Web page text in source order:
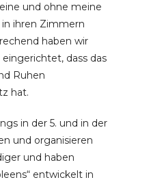
und ohne meine
ihren Zimmern
haben wir
dass das
Ruhen
hat.
in der 5. und in der
und organisieren
und haben
entwickelt in